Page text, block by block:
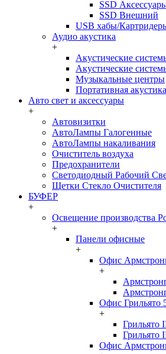
SSD
SSD Внешний
USB хабы/
Аудио акустика
+
Акустические
Акустические
Музыкальные центры
Портативная акустика
Авто свет и аксессуары
+
Автовизитки
АвтоЛампы Галогенные
АвтоЛампы накаливания
Очиститель воздуха
Предохранители
Светодиодный Рабочий
Щетки Стекло Очистителя
БУФЕР
+
Освещение производства
+
Панели офисные
+
Офис
+
Офис Грильято
+
Грильято
Грильято
Офис